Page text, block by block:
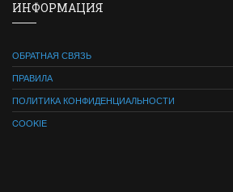
ИНФОРМАЦИЯ
ОБРАТНАЯ СВЯЗЬ
ПРАВИЛА
ПОЛИТИКА КОНФИДЕНЦИАЛЬНОСТИ
COOKIE